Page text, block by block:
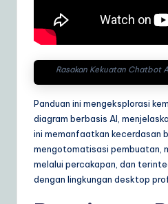
S
o
lu
ti
o
Rasakan Kekuatan Chatbot
Panduan ini mengeksplorasi
diagram berbasis AI,
ini memanfaatkan kecerdasan
mengotomatisasi pembuatan,
melalui percakapan, dan
dengan lingkungan desktop